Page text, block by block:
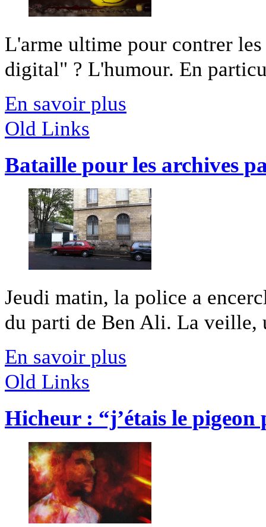
L'arme ultime pour contrer
digital" ? L'humour. En
En savoir plus
Old Links
Bataille pour les archives
Jeudi matin, la police a
du parti de Ben Ali. La veille,
En savoir plus
Old Links
Hicheur : “j’étais le